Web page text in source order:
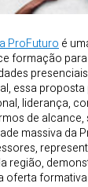
ProFuturo é
formação
essa
liderança,
de
massiva da
região,
oferta